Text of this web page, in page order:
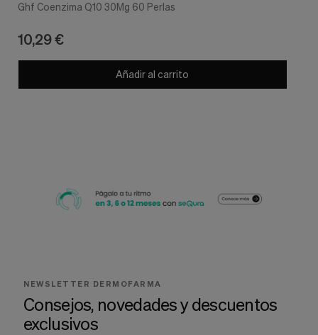
Ghf Coenzima Q10 30Mg 60 Perlas
10,29 €
Añadir al carrito
NEWSLETTER DERMOFARMA
Consejos, novedades y descuentos
exclusivos